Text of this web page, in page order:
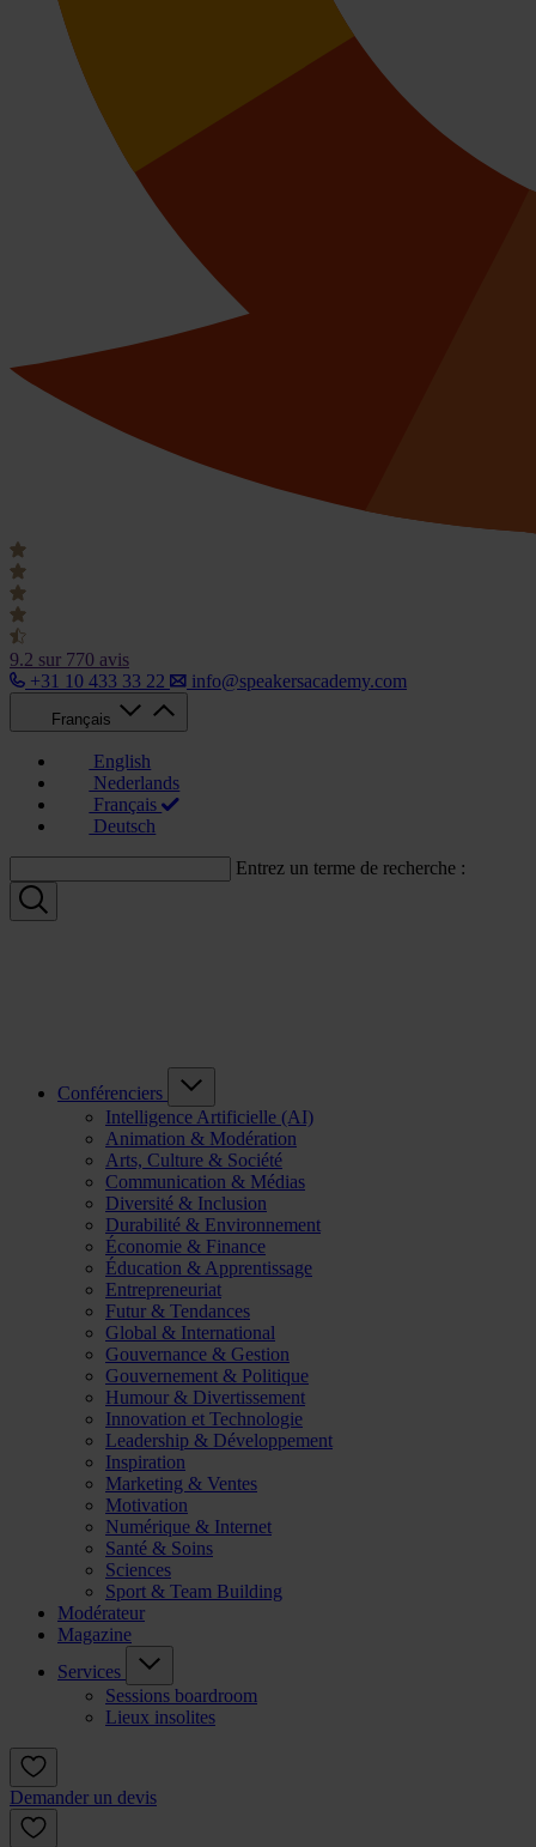
9.2 sur 770 avis
+31 10 433 33 22
info@speakersacademy.com
Français
English
Nederlands
Français
Deutsch
Entrez un terme de recherche :
Conférenciers
Intelligence Artificielle (AI)
Animation & Modération
Arts, Culture & Société
Communication & Médias
Diversité & Inclusion
Durabilité & Environnement
Économie & Finance
Éducation & Apprentissage
Entrepreneuriat
Futur & Tendances
Global & International
Gouvernance & Gestion
Gouvernement & Politique
Humour & Divertissement
Innovation et Technologie
Leadership & Développement
Inspiration
Marketing & Ventes
Motivation
Numérique & Internet
Santé & Soins
Sciences
Sport & Team Building
Modérateur
Magazine
Services
Sessions boardroom
Lieux insolites
Demander un devis